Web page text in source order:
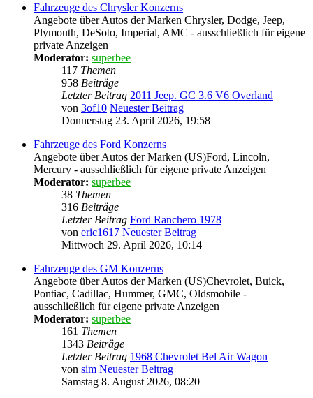
Fahrzeuge des Chrysler Konzerns
Angebote über Autos der Marken Chrysler, Dodge, Jeep,
Plymouth, DeSoto, Imperial, AMC - ausschließlich für eigene
private Anzeigen
Moderator: superbee
117 Themen
958 Beiträge
Letzter Beitrag 2011 Jeep. GC 3.6 V6 Overland
von 3of10 Neuester Beitrag
Donnerstag 23. April 2026, 19:58
Fahrzeuge des Ford Konzerns
Angebote über Autos der Marken (US)Ford, Lincoln,
Mercury - ausschließlich für eigene private Anzeigen
Moderator: superbee
38 Themen
316 Beiträge
Letzter Beitrag Ford Ranchero 1978
von eric1617 Neuester Beitrag
Mittwoch 29. April 2026, 10:14
Fahrzeuge des GM Konzerns
Angebote über Autos der Marken (US)Chevrolet, Buick,
Pontiac, Cadillac, Hummer, GMC, Oldsmobile -
ausschließlich für eigene private Anzeigen
Moderator: superbee
161 Themen
1343 Beiträge
Letzter Beitrag 1968 Chevrolet Bel Air Wagon
von sim Neuester Beitrag
Samstag 8. August 2026, 08:20